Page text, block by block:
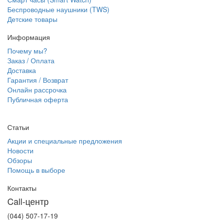
Беспроводные наушники (TWS)
Детские товары
Информация
Почему мы?
Заказ / Оплата
Доставка
Гарантия / Возврат
Онлайн рассрочка
Публичная оферта
Статьи
Акции и специальные предложения
Новости
Обзоры
Помощь в выборе
Контакты
Call-центр
(044) 507-17-19